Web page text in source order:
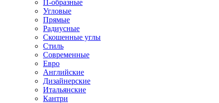
П-образные
Угловые
Прямые
Радиусные
Скошенные углы
Стиль
Современные
Евро
Английские
Дизайнерские
Итальянские
Кантри